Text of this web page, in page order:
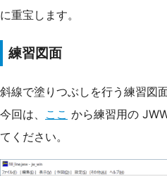
に重宝します。
練習図面
斜線で塗りつぶしを行う練習図
今回は、 ここ から練習用の
てください。